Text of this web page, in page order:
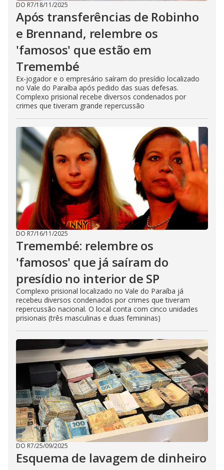
DO R7/18/11/2025
Após transferências de Robinho
e Brennand, relembre os
'famosos' que estão em
Tremembé
Ex-jogador e o empresário saíram do presídio localizado
no Vale do Paraíba após pedido das suas defesas.
Complexo prisional recebe diversos condenados por
crimes que tiveram grande repercussão
DO R7/16/11/2025
Tremembé: relembre os
'famosos' que já saíram do
presídio no interior de SP
Complexo prisional localizado no Vale do Paraíba já
recebeu diversos condenados por crimes que tiveram
repercussão nacional. O local conta com cinco unidades
prisionais (três masculinas e duas femininas)
DO R7/25/09/2025
Esquema de lavagem de dinheiro